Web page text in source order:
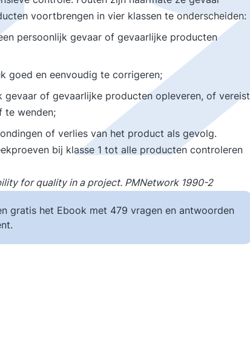
voortbrengen in vier klassen te onderscheiden:
persoonlijk gevaar of gevaarlijke producten
goed en eenvoudig te corrigeren;
of gevaarlijke producten opleveren, of vereist
te wenden;
of verlies van het product als gevolg.
bij klasse 1 tot alle producten controleren
for quality in a project. PMNetwork 1990-2
gratis het Ebook met 479 vragen en antwoorden